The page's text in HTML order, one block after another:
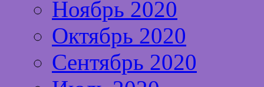
Ноябрь 2020
Октябрь 2020
Сентябрь 2020